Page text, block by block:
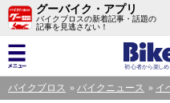
グーバイク・アプリ
バイクブロスの新着記事・話題の
記事を見逃さない！
バイクブロス バイクニュース イ